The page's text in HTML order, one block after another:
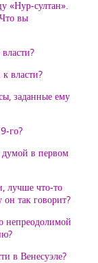
«Нур-султан».
вы
власти?
заданные ему
го?
в первом
лучше что-то
так говорит?
непреодолимой
в Венесуэле?